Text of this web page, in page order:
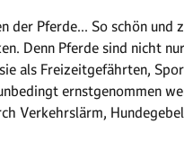
der Pferde… So schön
Denn Pferde sind nicht
als Freizeitgefährten,
ernstgenommen
Verkehrslärm,